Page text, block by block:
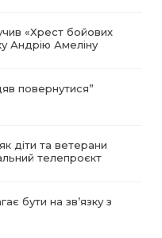
«Хрест бойових
Андрію Амеліну
повернутися”
та ветерани
телепроєкт
бути на зв’язку з